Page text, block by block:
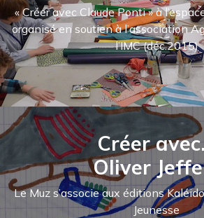
« Créer avec Claude Ponti » à
organisé en soutien à l’association
l’IMC (déc.2015)
Créer
Oliver
Le Muz s’associe aux éditions
Jeunesse